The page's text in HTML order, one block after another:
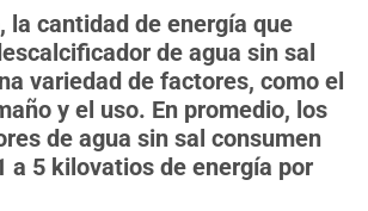
la cantidad de energía que
de agua sin sal
variedad de factores, como el
y el uso. En promedio, los
de agua sin sal consumen
a 5 kilovatios de energía por